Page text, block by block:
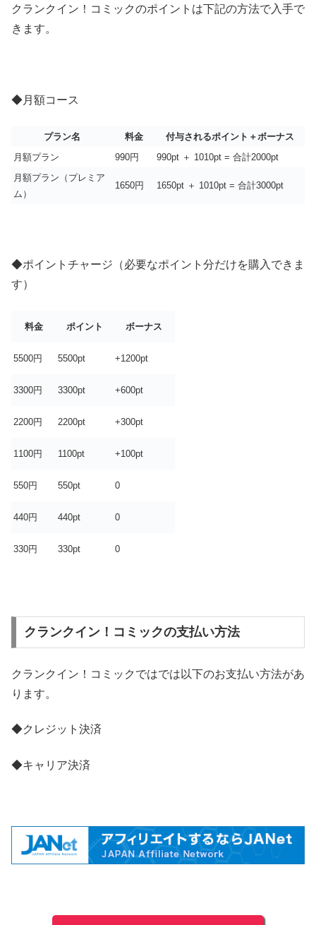
クランクイン！コミックのポイントは下記の方法で入手で
きます。
◆月額コース
プラン名 料金
付与されるポイント＋ボーナス
月額プラン
990円
990pt ＋ 1010pt = 合計2000pt
月額プラン（プレミア
ム）
1650円 1650pt ＋ 1010pt = 合計3000pt
◆ポイントチャージ（必要なポイント分だけを購入できま
す）
料金 ポイント ボーナス
5500円 5500pt +1200pt
3300円 3300pt +600pt
2200円 2200pt +300pt
1100円 1100pt +100pt
550円 550pt 0
440円 440pt 0
330円 330pt 0
クランクイン！コミックの支払い方法
クランクイン！コミックではでは以下のお支払い方法があ
ります。
◆クレジット決済
◆キャリア決済